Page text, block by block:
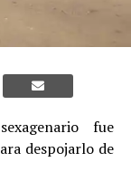
fue
despojarlo de